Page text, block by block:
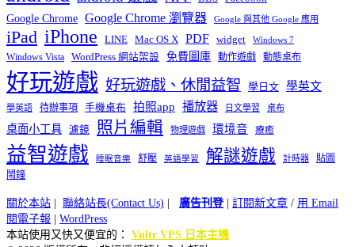
Google Chrome Google Chrome 瀏覽器 Google 與其他 Google 應用
iPad iPhone LINE Mac OS X PDF widget Windows 7
Windows Vista WordPress 網站架設 免費圖庫 動作遊戲 動態桌布
好玩遊戲 好玩遊戲、休閒益智 學日文 學英文
學英語 待辦事項 手機桌布 拍照app 播放器 日文學習 桌布
桌面小工具 濾鏡 照片編輯 物理遊戲 環境音 療癒
益智遊戲 睡眠音樂 舒壓 英語學習 解謎遊戲 計時器
貼圖
鬧鐘
關於本站 | 聯絡站長(Contact Us) | 廣告刊登| 訂閱新文章 / 用 Email
閱電子報 | WordPress
本站使用又快又便宜的： Vultr VPS 日本主機